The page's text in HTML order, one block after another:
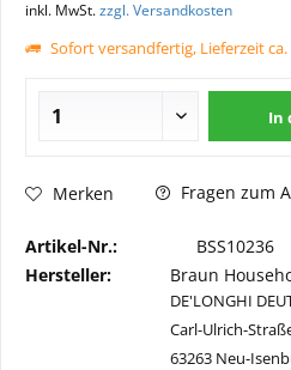
inkl. MwSt.zzgl. Versandkosten
Sofort versandfertig, Lieferzeit
In
Merken Fragen zum
Artikel-Nr.:
BSS10236
Hersteller:
Braun
DE'LONGHI
Carl-Ulrich-
63263 Neu-